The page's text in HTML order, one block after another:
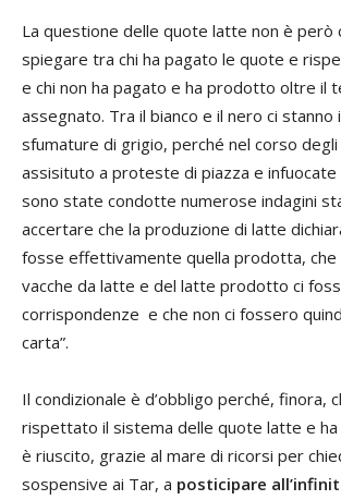
La questione delle quote latte non è però
spiegare tra chi ha pagato le quote e
e chi non ha pagato e ha prodotto oltre il
assegnato. Tra il bianco e il nero ci stanno
sfumature di grigio, perché nel corso degli
assisituto a proteste di piazza e infuocate
sono state condotte numerose indagini
accertare che la produzione di latte
fosse effettivamente quella prodotta, che
vacche da latte e del latte prodotto ci
corrispondenze e che non ci fossero
carta”.
Il condizionale è d’obbligo perché, finora,
rispettato il sistema delle quote latte e
è riuscito, grazie al mare di ricorsi per
sospensive ai Tar, a posticipare